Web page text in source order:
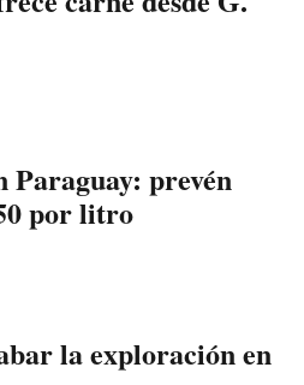
Paraguay: prevén
por litro
la exploración en